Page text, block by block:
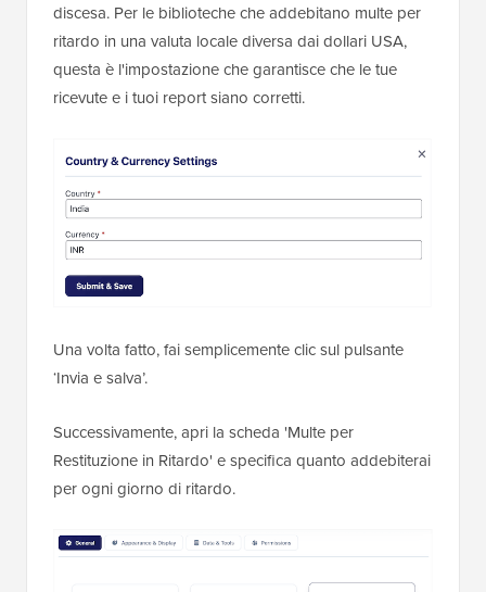
discesa. Per le biblioteche che addebitano multe per
ritardo in una valuta locale diversa dai dollari USA,
questa è l'impostazione che garantisce che le tue
ricevute e i tuoi report siano corretti.
Una volta fatto, fai semplicemente clic sul pulsante
‘Invia e salva’.
Successivamente, apri la scheda 'Multe per
Restituzione in Ritardo' e specifica quanto addebiterai
per ogni giorno di ritardo.